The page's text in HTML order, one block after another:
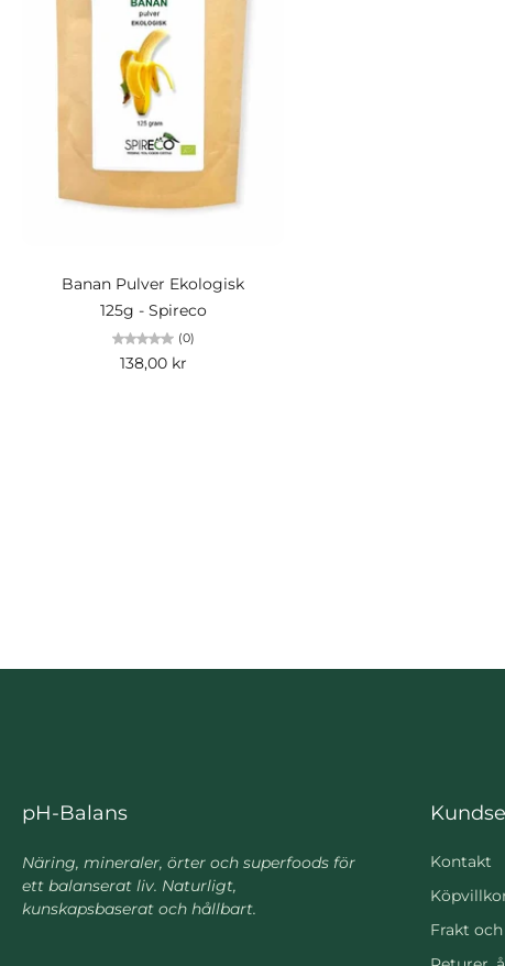
Banan Pulver Ekologisk
125g - Spireco
(0)
138,00 kr
pH-Balans
Näring, mineraler, örter och superfoods för
ett balanserat liv. Naturligt,
kunskapsbaserat och hållbart.
Kontakt
Frakt